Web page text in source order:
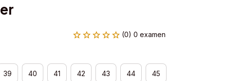
(0) 0 examen
39 40 41 42 43 44 45